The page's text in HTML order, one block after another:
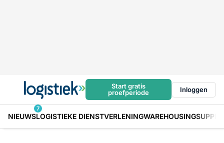
Start gratis
proefperiode
Inloggen
NIEUWS
7
LOGISTIEKE DIENSTVERLENINGWAREHOUSING